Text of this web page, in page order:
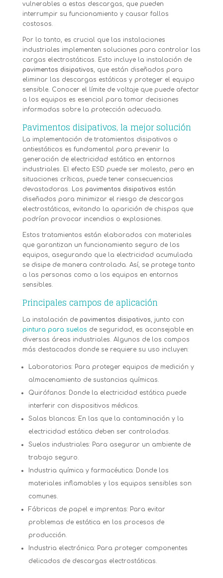
vulnerables a estas descargas, que pueden
interrumpir su funcionamiento y causar fallos
costosos.
Por lo tanto, es crucial que las instalaciones
industriales implementen soluciones para controlar las
cargas electrostáticas. Esto incluye la instalación de
pavimentos disipativos, que están diseñados para
eliminar las descargas estáticas y proteger el equipo
sensible. Conocer el límite de voltaje que puede afectar
a los equipos es esencial para tomar decisiones
informadas sobre la protección adecuada.
Pavimentos disipativos, la mejor solución
La implementación de tratamientos disipativos o
antiestáticos es fundamental para prevenir la
generación de electricidad estática en entornos
industriales. El efecto ESD puede ser molesto, pero en
situaciones críticas, puede tener consecuencias
devastadoras. Los pavimentos disipativos están
diseñados para minimizar el riesgo de descargas
electrostáticas, evitando la aparición de chispas que
podrían provocar incendios o explosiones.
Estos tratamientos están elaborados con materiales
que garantizan un funcionamiento seguro de los
equipos, asegurando que la electricidad acumulada
se disipe de manera controlada. Así, se protege tanto
a las personas como a los equipos en entornos
sensibles.
Principales campos de aplicación
La instalación de pavimentos disipativos, junto con
pintura para suelos de seguridad, es aconsejable en
diversas áreas industriales. Algunos de los campos
más destacados donde se requiere su uso incluyen:
Laboratorios: Para proteger equipos de medición y
almacenamiento de sustancias químicas.
Quirófanos: Donde la electricidad estática puede
interferir con dispositivos médicos.
Salas blancas: En las que la contaminación y la
electricidad estática deben ser controladas.
Suelos industriales: Para asegurar un ambiente de
trabajo seguro.
Industria química y farmacéutica: Donde los
materiales inflamables y los equipos sensibles son
comunes.
Fábricas de papel e imprentas: Para evitar
problemas de estática en los procesos de
producción.
Industria electrónica: Para proteger componentes
delicados de descargas electrostáticas.